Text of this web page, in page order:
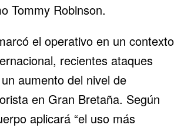
Tommy Robinson.
el operativo en un contexto
recientes ataques
aumento del nivel de
en Gran Bretaña. Según
aplicará “el uso más